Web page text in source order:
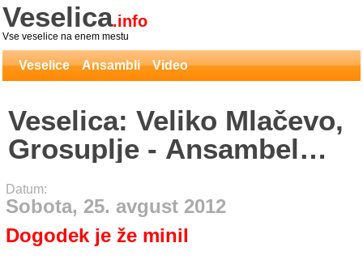
Veselica.info
Vse veselice na enem mestu
Veselice Ansambli Video
Veselica: Veliko Mlačevo,
Grosuplje - Ansambel
Franca Miheliča
Datum:
Sobota, 25. avgust 2012
Dogodek je že minil